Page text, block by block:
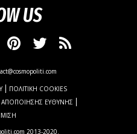
US
2013-2020.
ΠΟΛΙΤΙΚΗ COOKIES
ΕΥΘΥΝΗΣ